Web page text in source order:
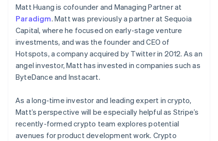
Product roadmap
Ontdek wat er in het verschiet ligt
Radar
Fraudepreventie
Atlas
Oprichting van een start-up
Climate
Identity
Online identiteitsverificatie
Professionele
dienstverlening
Publieke sector
Detailhandel
Ecosysteem
Partners
Stripe App Marketplace
Matt Huang is cofounder and Managing Partner at
Paradigm. Matt was previously a partner at Sequoia
Capital, where he focused on early-stage venture
investments, and was the founder and CEO of
Hotspots, a company acquired by Twitter in 2012. As an
angel investor, Matt has invested in companies such as
ByteDance and Instacart.
As a long-time investor and leading expert in crypto,
Matt’s perspective will be especially helpful as Stripe’s
recently-formed crypto team explores potential
avenues for product development work. Crypto
Malta
English
Mexico
EspañolEnglish
Nederland
Nederlands English
Nieuw-Zeeland
English
English
Oostenrijk
DeutschEnglish
Polen
English